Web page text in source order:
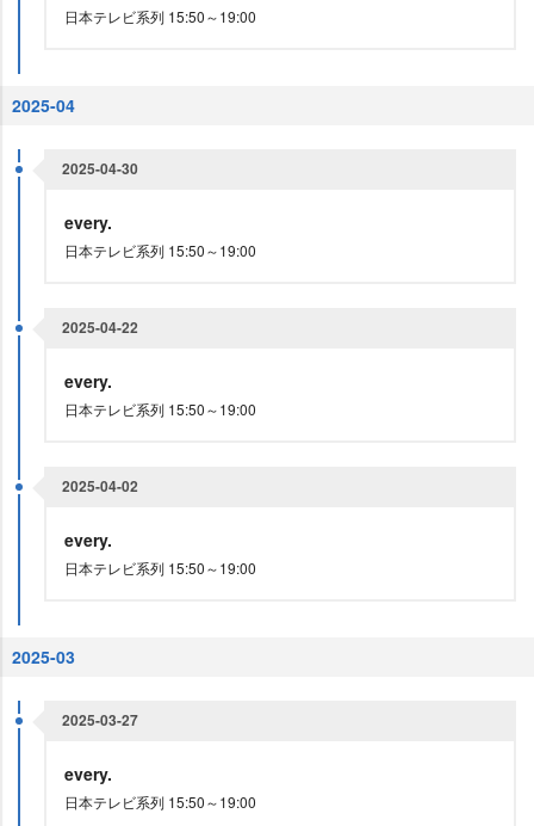
日本テレビ系列 15:50～19:00
2025-04
2025-04-30
every.
日本テレビ系列 15:50～19:00
2025-04-22
every.
日本テレビ系列 15:50～19:00
2025-04-02
every.
日本テレビ系列 15:50～19:00
2025-03
2025-03-27
every.
日本テレビ系列 15:50～19:00